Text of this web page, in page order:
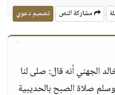
مشاركة النص تصميم دعوي
بن خالد الجهني أنه قال: صلى لنا
صلاة الصبح بالحديبية